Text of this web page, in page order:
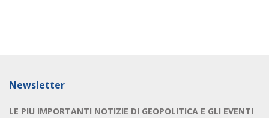
Newsletter
LE PIU IMPORTANTI NOTIZIE DI GEOPOLITICA E GLI EVENTI